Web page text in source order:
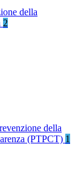
della
2
della
(PTPCT) 1